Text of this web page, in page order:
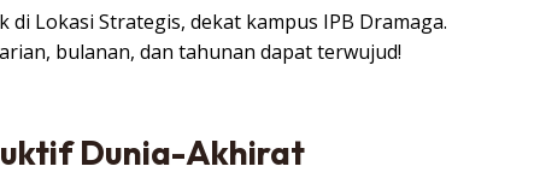
di Lokasi Strategis, dekat kampus IPB Dramaga.
bulanan, dan tahunan dapat terwujud!
Dunia-Akhirat